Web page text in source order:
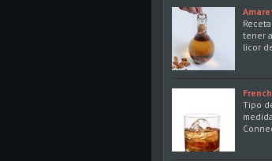
tener
licor
Tipo